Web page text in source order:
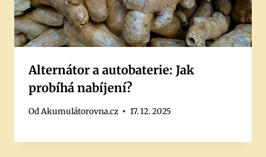
Alternátor a autobaterie: Jak
probíhá nabíjení?
OdAkumulátorovna.cz 17. 12. 2025